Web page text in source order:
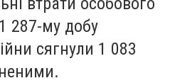
287-му добу
сягнули 1 083